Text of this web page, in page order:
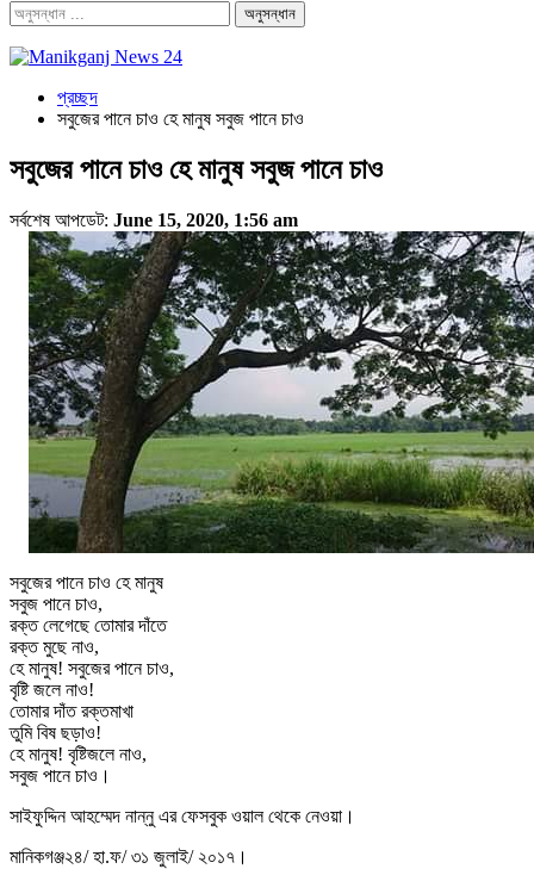
প্রচ্ছদ
সবুজের পানে চাও হে মানুষ সবুজ পানে চাও
সবুজের পানে চাও হে মানুষ সবুজ পানে চাও
সর্বশেষ আপডেট: June 15, 2020, 1:56 am
সবুজের পানে চাও হে মানুষ
সবুজ পানে চাও,
রক্ত লেগেছে তোমার দাঁতে
রক্ত মুছে নাও,
হে মানুষ! সবুজের পানে চাও,
বৃষ্টি জলে নাও!
তোমার দাঁত রক্তমাখা
তুমি বিষ ছড়াও!
হে মানুষ! বৃষ্টিজলে নাও,
সবুজ পানে চাও।
সাইফুদ্দিন আহম্মেদ নান্নু এর ফেসবুক ওয়াল থেকে নেওয়া।
মানিকগঞ্জ২৪/ হা.ফ/ ৩১ জুলাই/ ২০১৭।